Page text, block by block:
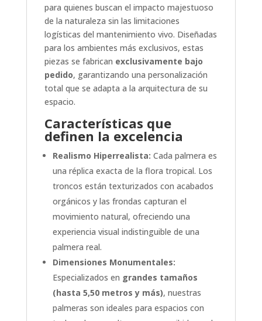
para quienes buscan el impacto majestuoso
de la naturaleza sin las limitaciones
logísticas del mantenimiento vivo. Diseñadas
para los ambientes más exclusivos, estas
piezas se fabrican exclusivamente bajo
pedido, garantizando una personalización
total que se adapta a la arquitectura de su
espacio.
Características que
definen la excelencia
Realismo Hiperrealista: Cada palmera es
una réplica exacta de la flora tropical. Los
troncos están texturizados con acabados
orgánicos y las frondas capturan el
movimiento natural, ofreciendo una
experiencia visual indistinguible de una
palmera real.
Dimensiones Monumentales:
Especializados en grandes tamaños
(hasta 5,50 metros y más), nuestras
palmeras son ideales para espacios con